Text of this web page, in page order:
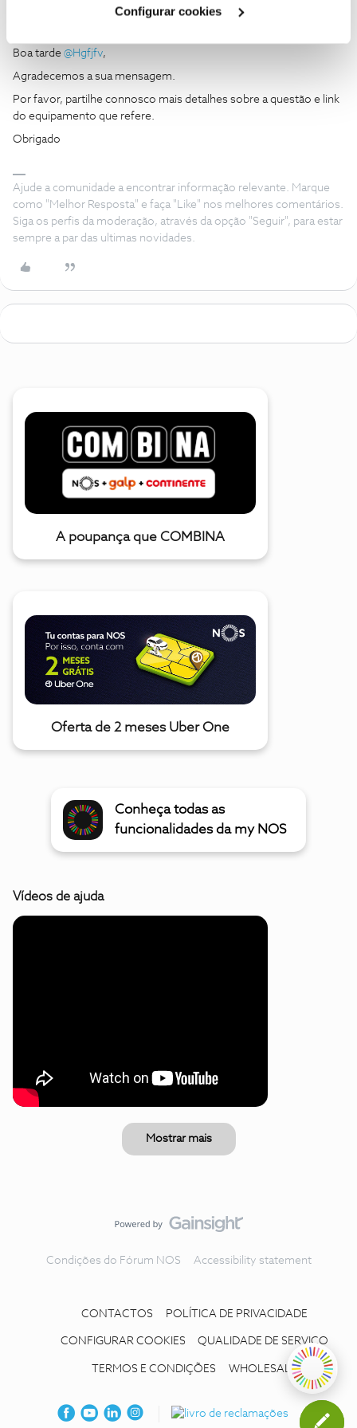
Configurar cookies
Boa tarde ​ @Hgfjfv,
Agradecemos a sua mensagem.
Por favor, partilhe connosco mais detalhes sobre a questão e link
do equipamento que refere.
Obrigado
Ajude a comunidade a encontrar informação relevante. Marque
como "Melhor Resposta" e faça "Like" nos melhores comentários.
Siga os perfis da moderação, através da opção "Seguir", para estar
sempre a par das ultimas novidades.
A poupança que COMBINA
Oferta de 2 meses Uber One
Conheça todas as
funcionalidades da my NOS
Vídeos de ajuda
Mostrar mais
Condições do Fórum NOS Accessibility statement
CONTACTOS POLÍTICA DE PRIVACIDADE
CONFIGURAR COOKIES QUALIDADE DE SERVIÇO
TERMOS E CONDIÇÕES WHOLESALE